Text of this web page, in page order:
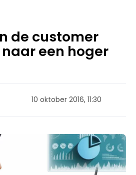
de customer
een hoger
10 oktober 2016, 11:30